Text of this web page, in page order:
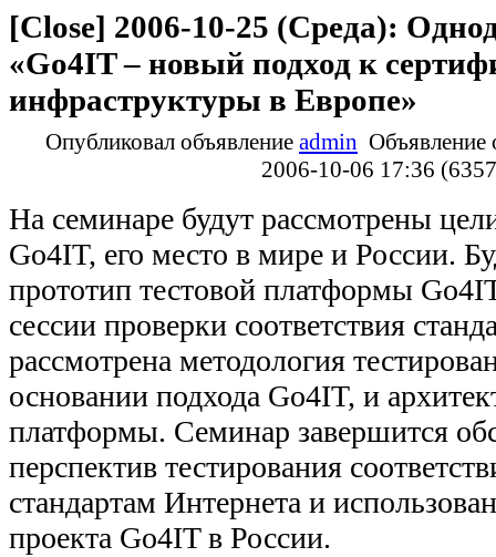
[Close] 2006-10-25 (Среда):
«Go4IT – новый подход к
инфраструктуры в Европе»
Опубликовал объявление admin Объявление
2006-10-06 17:36
На семинаре будут рассмотрены
Go4IT, его место в мире и России.
прототип тестовой платформы
сессии проверки соответствия
рассмотрена методология
основании подхода Go4IT, и
платформы. Семинар завершится
перспектив тестирования
стандартам Интернета и
проекта Go4IT в России.